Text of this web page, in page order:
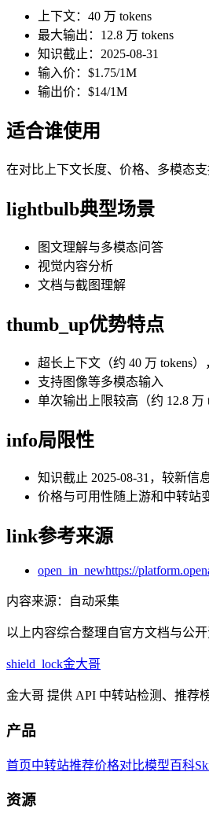
上下文：40 万 tokens
最大输出：12.8 万 tokens
知识截止：2025-08-31
输入价：$1.75/1M
输出价：$14/1M
适合谁使用
在对比上下文长度、价格、多模态
lightbulb典型场景
图文理解与多模态问答
视觉内容分析
文档与截图理解
thumb_up优势特点
超长上下文（约 40 万 tokens
支持图像等多模态输入
单次输出上限较高（约 12.8 万
info局限性
知识截止 2025-08-31，较新信
价格与可用性随上游和中转站
link参考来源
open_in_newhttps://
内容来源 ： 自动采集
以上内容综合整理自官方文档与公
shield_lock金大哥
金大哥 提供 API 中转站检测、推荐
产品
首页中转站推荐价格对比模型百科
资源